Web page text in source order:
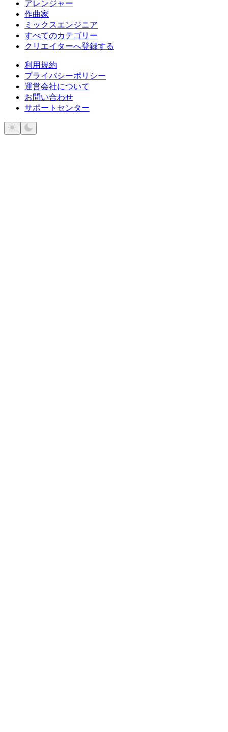
アレンジャー
作曲家
ミックスエンジニア
すべてのカテゴリー
クリエイターへ登録する
利用規約
プライバシーポリシー
運営会社について
お問い合わせ
サポートセンター